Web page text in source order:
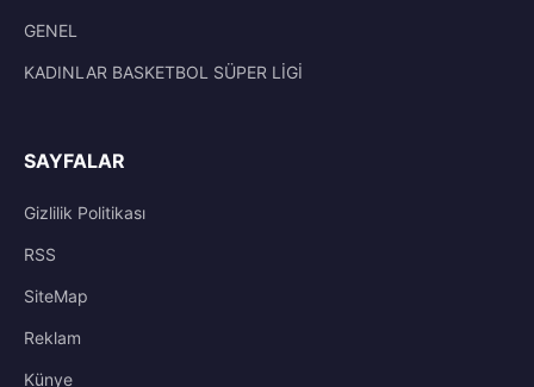
GENEL
KADINLAR BASKETBOL SÜPER LİGİ
SAYFALAR
Gizlilik Politikası
RSS
SiteMap
Reklam
Künye